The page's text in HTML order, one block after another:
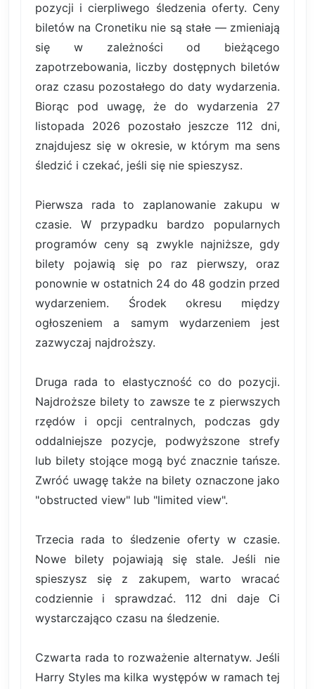
pozycji i cierpliwego śledzenia oferty. Ceny
biletów na Cronetiku nie są stałe — zmieniają
się w zależności od bieżącego
zapotrzebowania, liczby dostępnych biletów
oraz czasu pozostałego do daty wydarzenia.
Biorąc pod uwagę, że do wydarzenia 27
listopada 2026 pozostało jeszcze 112 dni,
znajdujesz się w okresie, w którym ma sens
śledzić i czekać, jeśli się nie spieszysz.
Pierwsza rada to zaplanowanie zakupu w
czasie. W przypadku bardzo popularnych
programów ceny są zwykle najniższe, gdy
bilety pojawią się po raz pierwszy, oraz
ponownie w ostatnich 24 do 48 godzin przed
wydarzeniem. Środek okresu między
ogłoszeniem a samym wydarzeniem jest
zazwyczaj najdroższy.
Druga rada to elastyczność co do pozycji.
Najdroższe bilety to zawsze te z pierwszych
rzędów i opcji centralnych, podczas gdy
oddalniejsze pozycje, podwyższone strefy
lub bilety stojące mogą być znacznie tańsze.
Zwróć uwagę także na bilety oznaczone jako
"obstructed view" lub "limited view".
Trzecia rada to śledzenie oferty w czasie.
Nowe bilety pojawiają się stale. Jeśli nie
spieszysz się z zakupem, warto wracać
codziennie i sprawdzać. 112 dni daje Ci
wystarczająco czasu na śledzenie.
Czwarta rada to rozważenie alternatyw. Jeśli
Harry Styles ma kilka występów w ramach tej